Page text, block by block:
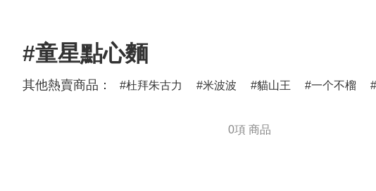
#童星點心麵
其他熱賣商品： 杜拜朱古力 米波波 貓山王 一个不榴
0項 商品